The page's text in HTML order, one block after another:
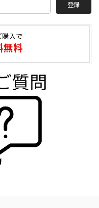
登録
購入で
無料